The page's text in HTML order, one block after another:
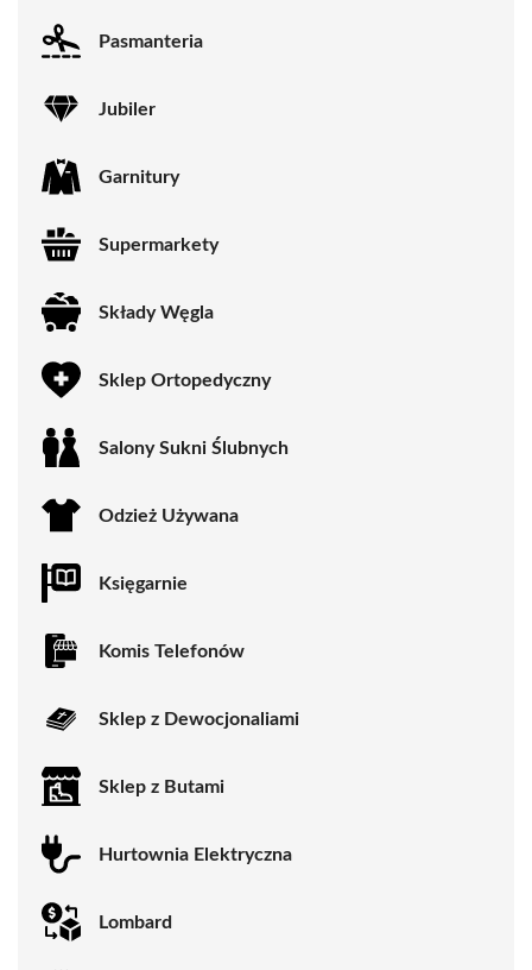
Pasmanteria
Jubiler
Garnitury
Supermarkety
Składy Węgla
Sklep Ortopedyczny
Salony Sukni Ślubnych
Odzież Używana
Księgarnie
Komis Telefonów
Sklep z Dewocjonaliami
Sklep z Butami
Hurtownia Elektryczna
Lombard